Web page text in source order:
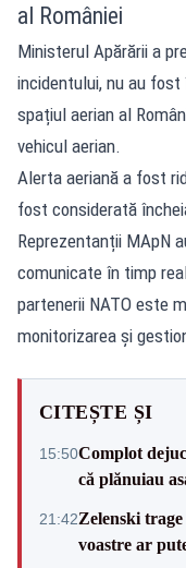
al României
Ministerul Apărării a
incidentului, nu au
spațiul aerian al
vehicul aerian.
Alerta aeriană a fost
fost considerată
Reprezentanții MApN
comunicate în timp
partenerii NATO este
monitorizarea și
CITEȘTE ȘI
15:50Complot
că plănuiau
21:42Zelenski
voastre ar